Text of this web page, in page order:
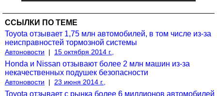
ССЫЛКИ ПО ТЕМЕ
Toyota отзывает 1,75 млн автомобилей, в том числе из-за
неисправностей тормозной системы
Автоновости | 15 октября 2014 г.,
Honda и Nissan отзывают более 2 млн машин из-за
некачественных подушек безопасности
Автоновости | 23 июня 2014 г.,
Toyota отзывает с рынка более 6 миллионов автомобилей